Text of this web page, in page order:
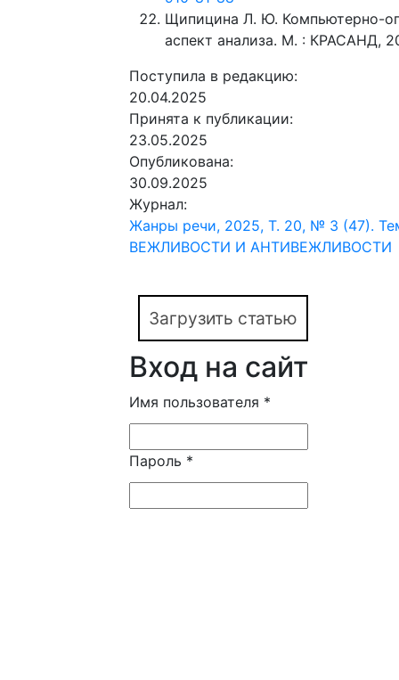
Щипицина Л. Ю. Компьютерно-
аспект анализа. М. : КРАСАНД,
Поступила в редакцию:
20.04.2025
Принята к публикации:
23.05.2025
Опубликована:
30.09.2025
Журнал:
Жанры речи, 2025, Т. 20, № 3 (47).
ВЕЖЛИВОСТИ И АНТИВЕЖЛИВОСТИ
Загрузить статью
Вход на сайт
Имя пользователя *
Пароль *